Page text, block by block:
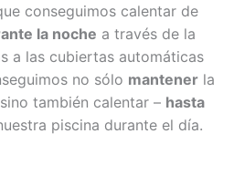
conseguimos calentar de
la noche a través de la
a las cubiertas automáticas
no sólo mantener la
también calentar – hasta
piscina durante el día.